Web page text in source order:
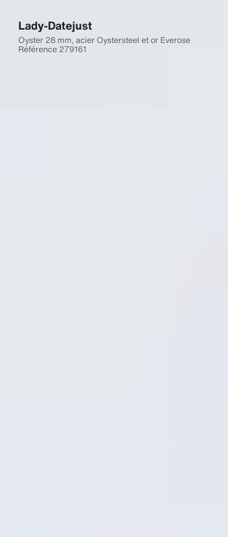
Lady-Datejust
Oyster 28 mm, acier Oystersteel et or Everose
Référence 279161